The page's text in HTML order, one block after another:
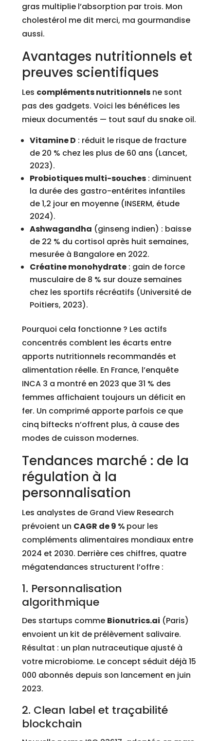
gras multiplie l’absorption par trois. Mon
cholestérol me dit merci, ma gourmandise
aussi.
Avantages nutritionnels et
preuves scientifiques
Les compléments nutritionnelsne sont
pas des gadgets. Voici les bénéfices les
mieux documentés — tout sauf du snake oil.
Vitamine D : réduit le risque de fracture
de 20 % chez les plus de 60 ans (Lancet,
2023).
Probiotiques multi-souches: diminuent
la durée des gastro-entérites infantiles
de 1,2 jour en moyenne (INSERM, étude
2024).
Ashwagandha (ginseng indien) : baisse
de 22 % du cortisol après huit semaines,
mesurée à Bangalore en 2022.
Créatine monohydrate: gain de force
musculaire de 8 % sur douze semaines
chez les sportifs récréatifs (Université de
Poitiers, 2023).
Pourquoi cela fonctionne ? Les actifs
concentrés comblent les écarts entre
apports nutritionnels recommandés et
alimentation réelle. En France, l’enquête
INCA 3 a montré en 2023 que 31 % des
femmes affichaient toujours un déficit en
fer. Un comprimé apporte parfois ce que
cinq biftecks n’offrent plus, à cause des
modes de cuisson modernes.
Tendances marché : de la
régulation à la
personnalisation
Les analystes de Grand View Research
prévoient un CAGR de 9 %pour les
compléments alimentaires mondiaux entre
2024 et 2030. Derrière ces chiffres, quatre
mégatendances structurent l’offre :
1. Personnalisation
algorithmique
Des startups comme Bionutrics.ai (Paris)
envoient un kit de prélèvement salivaire.
Résultat : un plan nutraceutique ajusté à
votre microbiome. Le concept séduit déjà 15
000 abonnés depuis son lancement en juin
2023.
2. Clean label et traçabilité
blockchain